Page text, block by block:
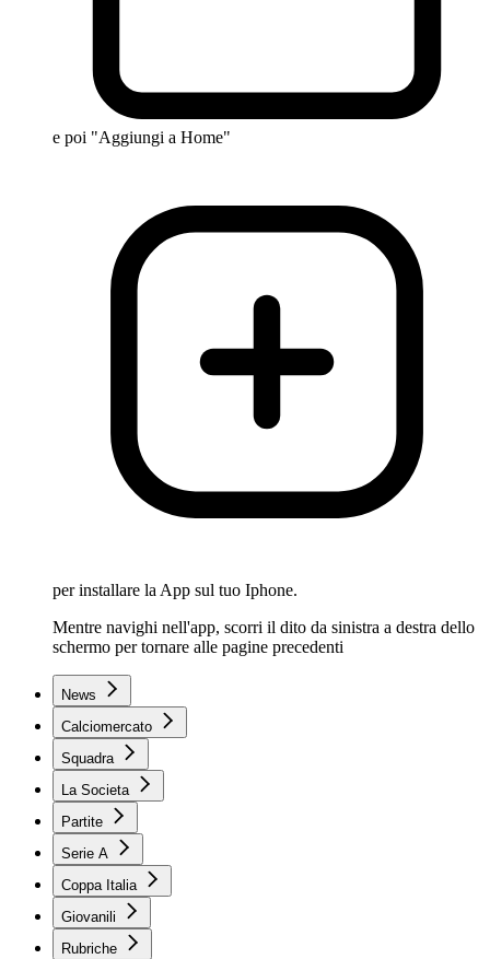
e poi "Aggiungi a Home"
per installare la App sul tuo Iphone.
Mentre navighi nell'app, scorri il dito da sinistra a destra dello
schermo per tornare alle pagine precedenti
News
Calciomercato
Squadra
La Societa
Partite
Serie A
Coppa Italia
Giovanili
Rubriche